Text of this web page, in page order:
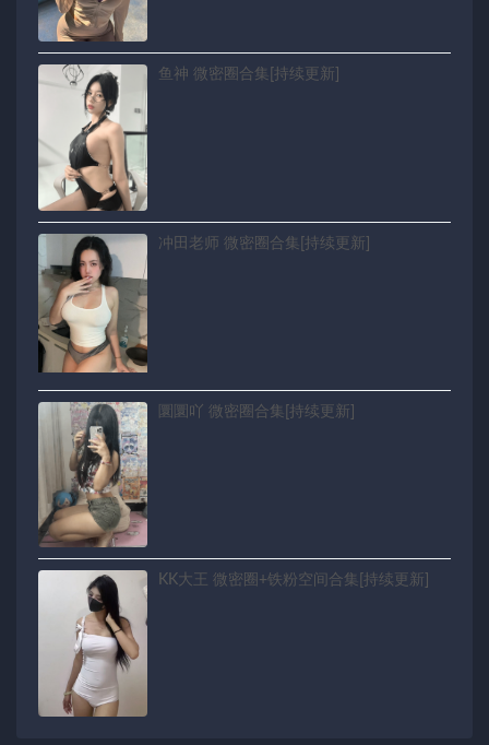
鱼神 微密圈合集[持续更新]
冲田老师 微密圈合集[持续更新]
圜圜吖 微密圈合集[持续更新]
KK大王 微密圈+铁粉空间合集[持续更新]